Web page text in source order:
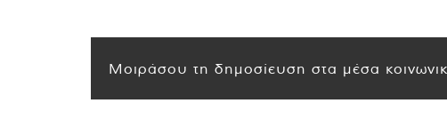
Μοιράσου τη δημοσίευση στα μέσα